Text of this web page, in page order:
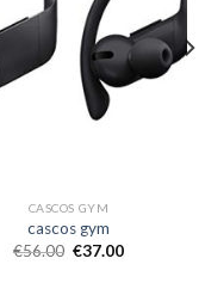
CASCOS GYM
cascos gym
€56.00 €37.00